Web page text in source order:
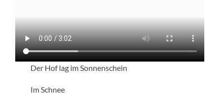
Der Hof lag im Sonnenschein
Im Schnee